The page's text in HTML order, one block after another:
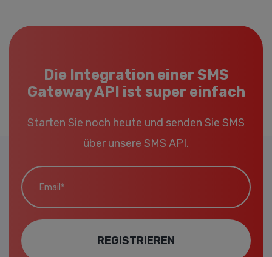
Die Integration einer SMS
Gateway API ist super einfach
Starten Sie noch heute und senden Sie SMS
über unsere SMS API.
Email*
REGISTRIEREN